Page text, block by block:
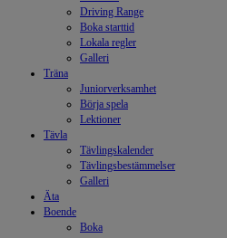
Driving Range
Boka starttid
Lokala regler
Galleri
Träna
Juniorverksamhet
Börja spela
Lektioner
Tävla
Tävlingskalender
Tävlingsbestämmelser
Galleri
Äta
Boende
Boka